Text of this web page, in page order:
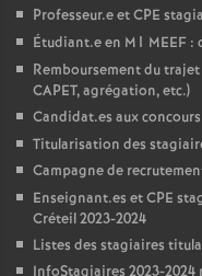
Professeur.e etCPE
Étudiant.e en M1 MEEF :
Remboursement du
CAPET, agrégation, etc.)
Candidat.es aux
Titularisation des
Campagne de
Enseignant.es etCPE
Créteil 2023-2024
Listes des stagiaires